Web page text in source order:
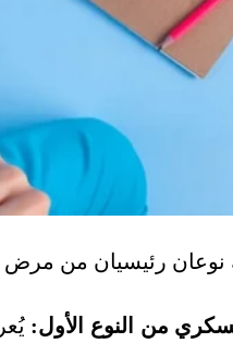
نوعان رئيسيان من مرض